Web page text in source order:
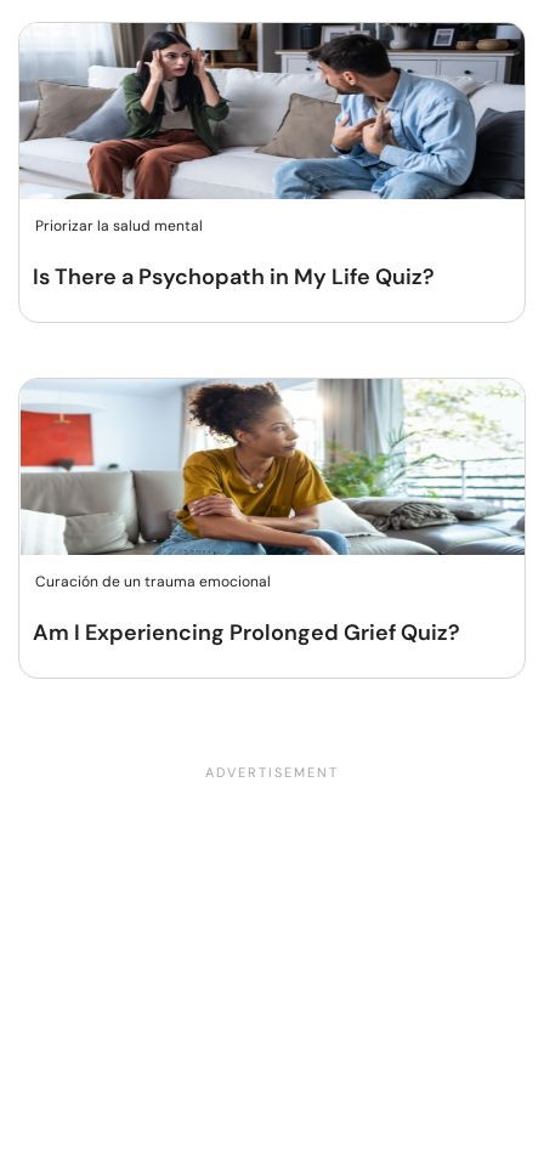
Priorizar la salud mental
Is There a Psychopath in My Life Quiz?
Curación de un trauma emocional
Am I Experiencing Prolonged Grief Quiz?